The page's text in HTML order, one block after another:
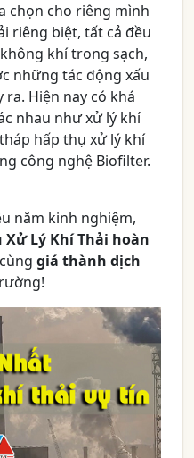
chọn cho riêng mình
riêng biệt, tất cả đều
khí trong sạch,
những tác động xấu
Hiện nay có khá
nhau như xử lý khí
hấp thụ xử lý khí
công nghệ Biofilter.
năm kinh nghiệm,
Xử Lý Khí Thải hoàn
giá thành dịch